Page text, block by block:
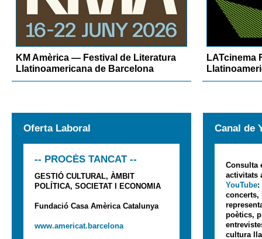
KM Amèrica — Festival de Literatura
Llatinoamericana de Barcelona
LATcinema
Oferta Laboral
-- PROCÉS TANCAT --
GESTIÓ CULTURAL, ÀMBIT
POLÍTICA, SOCIETAT I ECONOMIA
Fundació Casa Amèrica Catalunya
www.americat.barcelona
Canal de
Consulta
activitats
YouTube:
concerts,
poètics,
cultura